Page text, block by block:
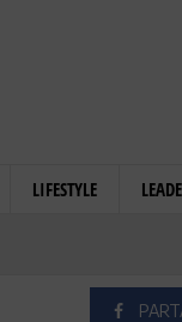
LIFESTYLE